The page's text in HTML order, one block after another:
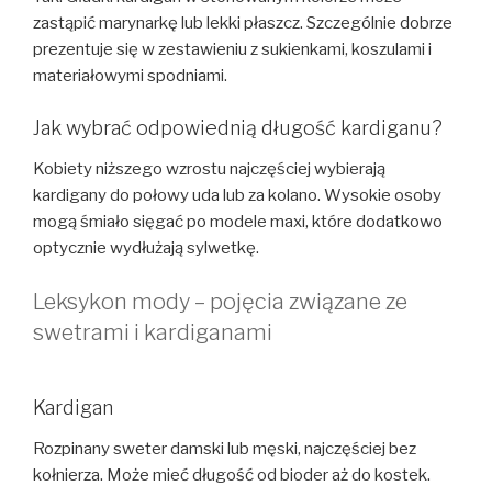
zastąpić marynarkę lub lekki płaszcz. Szczególnie dobrze
prezentuje się w zestawieniu z sukienkami, koszulami i
materiałowymi spodniami.
Jak wybrać odpowiednią długość kardiganu?
Kobiety niższego wzrostu najczęściej wybierają
kardigany do połowy uda lub za kolano. Wysokie osoby
mogą śmiało sięgać po modele maxi, które dodatkowo
optycznie wydłużają sylwetkę.
Leksykon mody – pojęcia związane ze
swetrami i kardiganami
Kardigan
Rozpinany sweter damski lub męski, najczęściej bez
kołnierza. Może mieć długość od bioder aż do kostek.